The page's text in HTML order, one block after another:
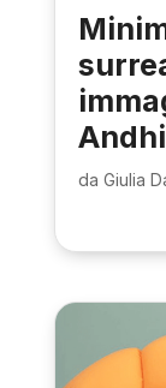
da Giulia